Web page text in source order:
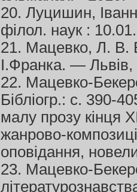
20. Луцишин,
філол. наук :
21. Мацевко, Л. В.
І.Франка. —
22. Мацевко-
Бібліогр.: с. 390-
малу прозу кінця
жанрово-
оповідання,
23. Мацевко-